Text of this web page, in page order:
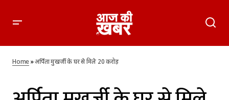
Home»अर्पिता मुखर्जी के घर से मिले 20 करोड़